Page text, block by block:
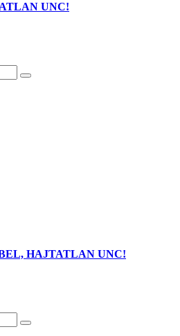
UNC!
HAJTATLAN UNC!